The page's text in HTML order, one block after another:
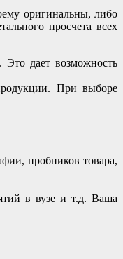
оригинальны, либо
просчета всех
Это дает возможность
При выборе
пробников товара,
в вузе и т.д. Ваша